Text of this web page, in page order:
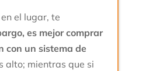
el lugar, te
es mejor comprar
con un sistema de
alto; mientras que si